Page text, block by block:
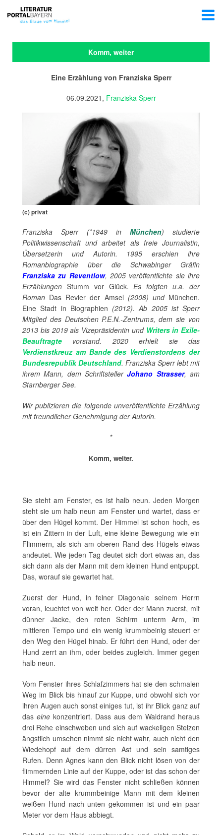
Komm, weiter
Eine Erzählung von Franziska Sperr
06.09.2021, Franziska Sperr
(c) privat
Franziska Sperr (*1949 in München) studierte
Politikwissenschaft und arbeitet als freie Journalistin,
Übersetzerin und Autorin. 1995 erschien ihre
Romanbiographie über die Schwabinger Gräfin
Franziska zu Reventlow, 2005 veröffentlichte sie ihre
Erzählungen Stumm vor Glück. Es folgten u.a. der
Roman Das Revier der Amsel (2008) und München.
Eine Stadt in Biographien (2012). Ab 2005 ist Sperr
Mitglied des Deutschen P.E.N.-Zentrums, dem sie von
2013 bis 2019 als Vizepräsidentin und Writers in Exile-
Beauftragte vorstand. 2020 erhielt sie das
Verdienstkreuz am Bande des Verdienstordens der
Bundesrepublik Deutschland. Franziska Sperr lebt mit
ihrem Mann, dem SchriftstellerJohano Strasser, am
Starnberger See.
Wir publizieren die folgende unveröffentlichte Erzählung
mit freundlicher Genehmigung der Autorin.
*
Komm, weiter.
Sie steht am Fenster, es ist halb neun. Jeden Morgen
steht sie um halb neun am Fenster und wartet, dass er
über den Hügel kommt. Der Himmel ist schon hoch, es
ist ein Zittern in der Luft, eine kleine Bewegung wie ein
Flimmern, als sich am oberen Rand des Hügels etwas
andeutet. Wie jeden Tag deutet sich dort etwas an, das
sich dann als der Mann mit dem kleinen Hund entpuppt.
Das, worauf sie gewartet hat.
Zuerst der Hund, in feiner Diagonale seinem Herrn
voran, leuchtet von weit her. Oder der Mann zuerst, mit
dünner Jacke, den roten Schirm unterm Arm, im
mittleren Tempo und ein wenig krummbeinig steuert er
den Weg den Hügel hinab. Er führt den Hund, oder der
Hund zerrt an ihm, oder beides zugleich. Immer gegen
halb neun.
Vom Fenster ihres Schlafzimmers hat sie den schmalen
Weg im Blick bis hinauf zur Kuppe, und obwohl sich vor
ihren Augen auch sonst einiges tut, ist ihr Blick ganz auf
das eine konzentriert. Dass aus dem Waldrand heraus
drei Rehe einschweben und sich auf wackeligen Stelzen
ängstlich umsehen nimmt sie nicht wahr, auch nicht den
Wiedehopf auf dem dürren Ast und sein samtiges
Rufen. Denn Agnes kann den Blick nicht lösen von der
flimmernden Linie auf der Kuppe, oder ist das schon der
Himmel? Sie wird das Fenster nicht schließen können
bevor der alte krummbeinige Mann mit dem kleinen
weißen Hund nach unten gekommen ist und ein paar
Meter vor dem Haus abbiegt.